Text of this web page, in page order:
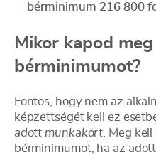
bérminimum 216 800
Mikor kapod
bérminimumot?
Fontos, hogy nem az
képzettségét kell ez
adott munkakört . Meg
bérminimumot, ha az